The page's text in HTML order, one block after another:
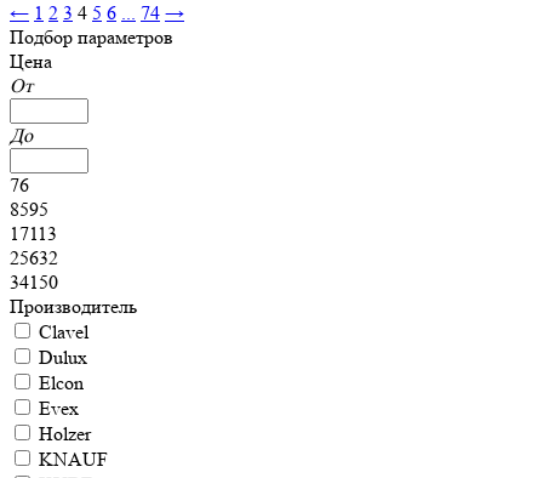
← 1 2 3 4 5 6 ... 74 →
Подбор параметров
Цена
От
До
76
8595
17113
25632
34150
Производитель
Clavel
Dulux
Elcon
Evex
Holzer
KNAUF